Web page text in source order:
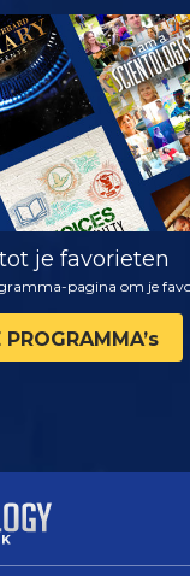
je favorieten
pagina om je